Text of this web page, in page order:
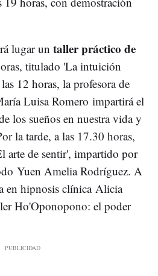
lugar un taller práctico de
titulado 'La intuición
12 horas, la profesora de
Luisa Romero impartirá el
los sueños en nuestra vida y
la tarde, a las 17.30 horas,
arte de sentir', impartido por
Yuen Amelia Rodríguez. A
en hipnosis clínica Alicia
Ho'Oponopono: el poder